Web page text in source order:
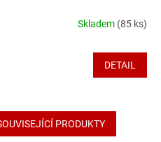
Skladem (85 ks)
DETAIL
PRODUKTY